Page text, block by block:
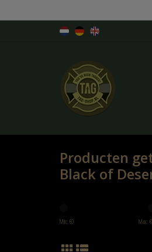
Producten
Black of
Min: €0 Max: €